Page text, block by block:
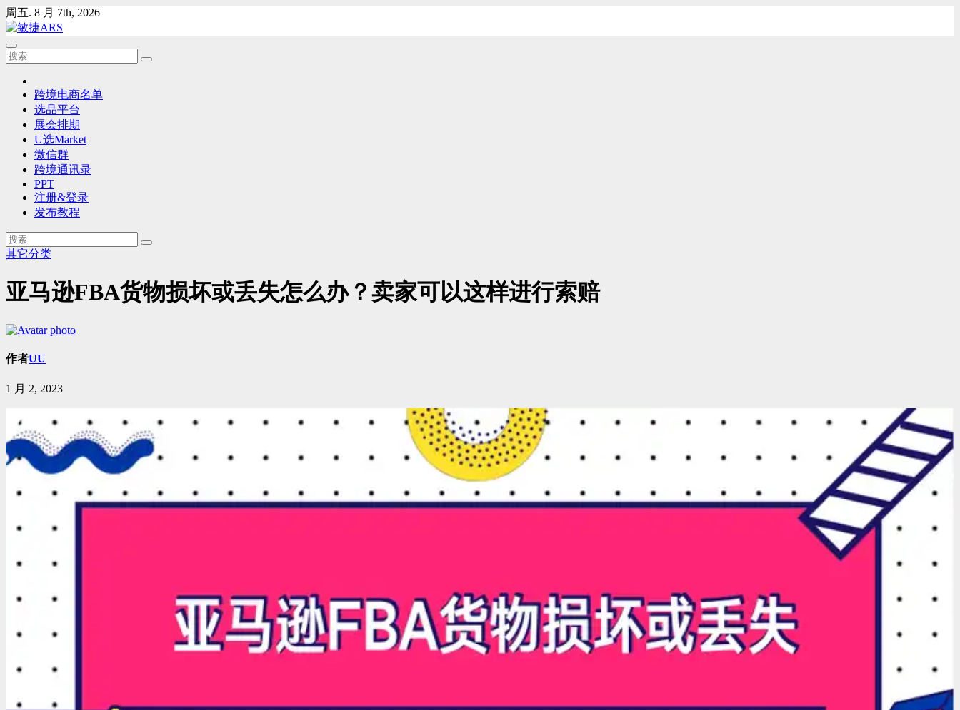
Skip
to
content
周五. 8 月 7th, 2026
跨境电商名单
选品平台
展会排期
U选Market
微信群
跨境通讯录
PPT
注册&登录
发布教程
其它分类
亚马逊FBA货物损坏或丢失怎么办？卖家可以这样进行索赔
作者UU
1 月 2, 2023